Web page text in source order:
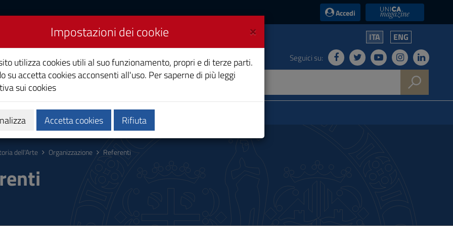
Accedi UniCA News
ITA ENG
Seguici su:
Calendari e orari Qualità e miglioramento
dell'Arte Organizzazione Referenti
×
Impostazioni dei cookie
utilizza cookies utili al suo funzionamento, propri e di terze parti.
su accetta cookies acconsenti all'uso. Per saperne di più leggi
sui cookies
Accetta cookies Rifiuta